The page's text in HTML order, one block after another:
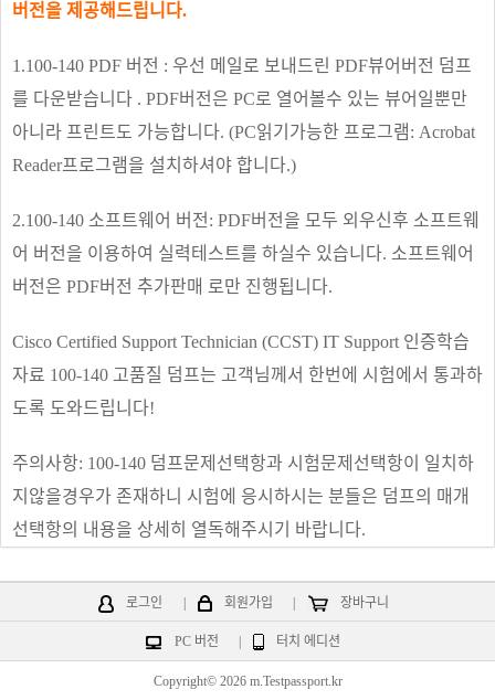
버전을 제공해드립니다.
1.100-140 PDF 버전 : 우선 메일로 보내드린 PDF뷰어버전 덤프
를 다운받습니다 . PDF버전은 PC로 열어볼수 있는 뷰어일뿐만
아니라 프린트도 가능합니다. (PC읽기가능한 프로그램: Acrobat
Reader프로그램을 설치하셔야 합니다.)
2.100-140 소프트웨어 버전: PDF버전을 모두 외우신후 소프트웨
어 버전을 이용하여 실력테스트를 하실수 있습니다. 소프트웨어
버전은 PDF버전 추가판매 로만 진행됩니다.
Cisco Certified Support Technician (CCST) IT Support 인증학습
자료 100-140 고품질 덤프는 고객님께서 한번에 시험에서 통과하
도록 도와드립니다!
주의사항: 100-140 덤프문제선택항과 시험문제선택항이 일치하
지않을경우가 존재하니 시험에 응시하시는 분들은 덤프의 매개
선택항의 내용을 상세히 열독해주시기 바랍니다.
로그인 회원가입 장바구니
PC 버전 터치 에디션
Copyright© 2026 m.Testpassport.kr